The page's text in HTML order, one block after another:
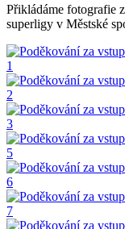
Přikládáme fotografie
superligy v Městské